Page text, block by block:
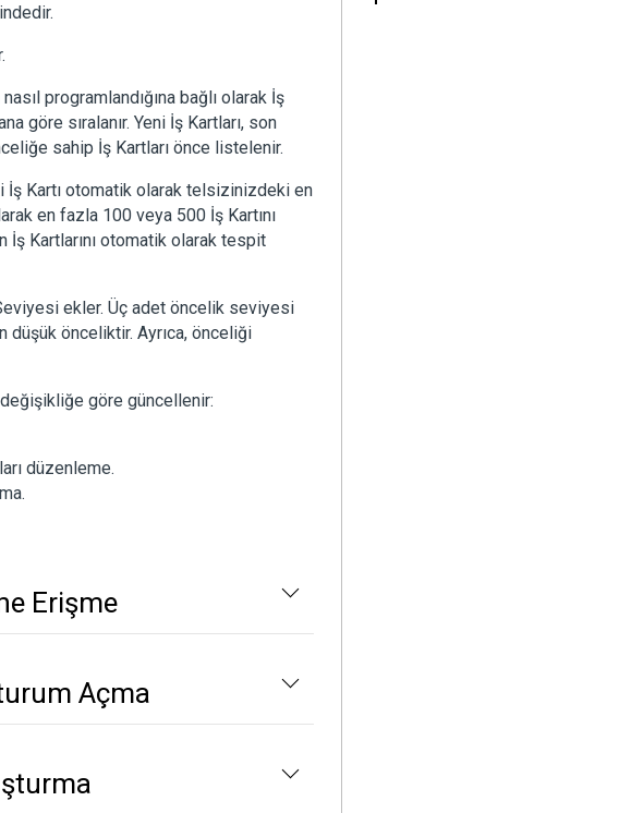
programlandığına bağlı olarak İş
göre sıralanır. Yeni İş Kartları, son
sahip İş Kartları önce listelenir.
İş Kartı otomatik olarak telsizinizdeki en
en fazla 100 veya 500 İş Kartını
İş Kartlarını otomatik olarak tespit
ekler. Üç adet öncelik seviyesi
düşük önceliktir. Ayrıca, önceliği
değişikliğe göre güncellenir:
düzenleme.
Erişme
Açma